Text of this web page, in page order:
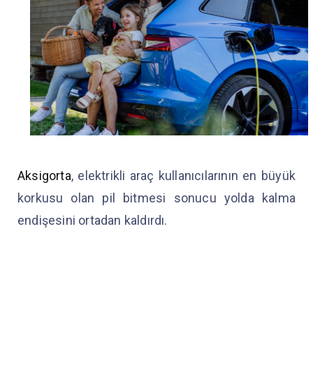
Aksigorta, elektrikli araç kullanıcılarının en büyük
korkusu olan pil bitmesi sonucu yolda kalma
endişesini ortadan kaldırdı.